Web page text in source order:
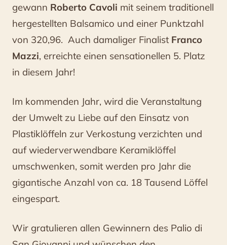
gewann Roberto Cavoli mit seinem traditionell
hergestellten Balsamico und einer Punktzahl
von 320,96. Auch damaliger Finalist Franco
Mazzi, erreichte einen sensationellen 5. Platz
in diesem Jahr!
Im kommenden Jahr, wird die Veranstaltung
der Umwelt zu Liebe auf den Einsatz von
Plastiklöffeln zur Verkostung verzichten und
auf wiederverwendbare Keramiklöffel
umschwenken, somit werden pro Jahr die
gigantische Anzahl von ca. 18 Tausend Löffel
eingespart.
Wir gratulieren allen Gewinnern des Palio di